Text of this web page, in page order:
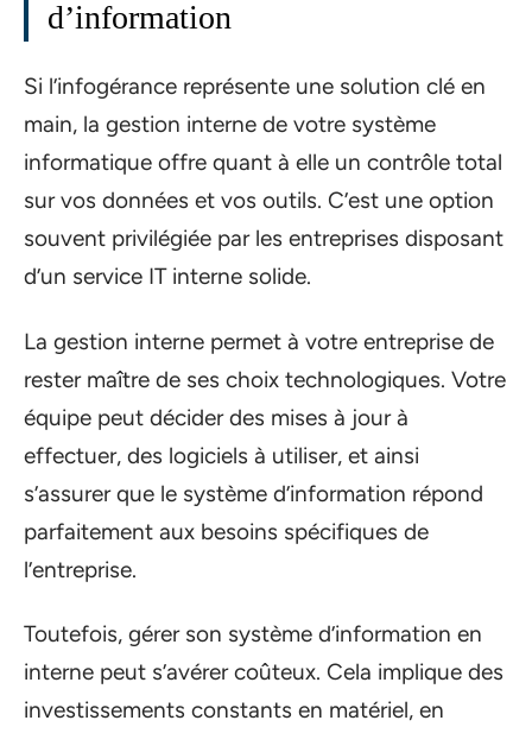
d’information
Si l’infogérance représente une solution clé en
main, la gestion interne de votre système
informatique offre quant à elle un contrôle total
sur vos données et vos outils. C’est une option
souvent privilégiée par les entreprises disposant
d’un service IT interne solide.
La gestion interne permet à votre entreprise de
rester maître de ses choix technologiques. Votre
équipe peut décider des mises à jour à
effectuer, des logiciels à utiliser, et ainsi
s’assurer que le système d’information répond
parfaitement aux besoins spécifiques de
l’entreprise.
Toutefois, gérer son système d’information en
interne peut s’avérer coûteux. Cela implique des
investissements constants en matériel, en